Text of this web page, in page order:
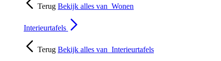
Terug Bekijk alles van Wonen
Interieurtafels
Terug Bekijk alles van Interieurtafels